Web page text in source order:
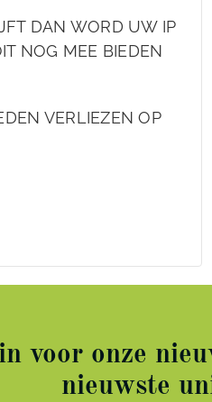
DAN WORD UW IP
NOG MEE BIEDEN
VERLIEZEN OP
voor onze
nieuwste